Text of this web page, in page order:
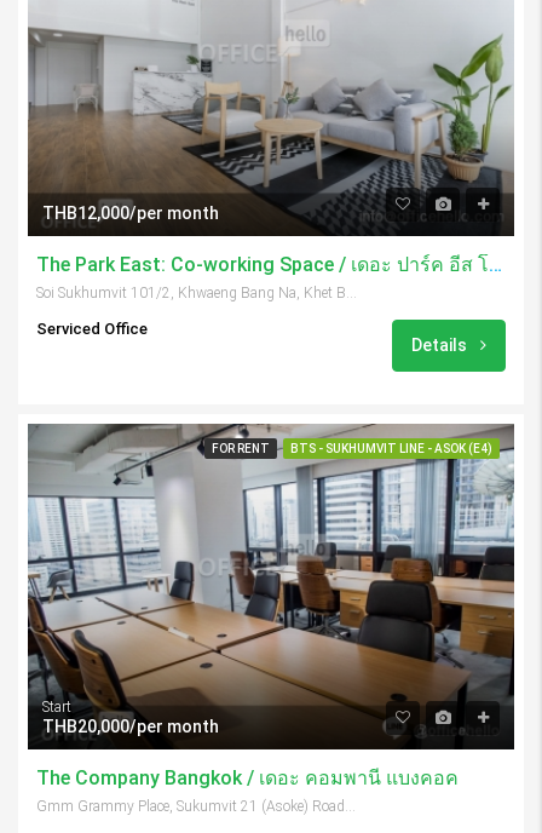
THB12,000/per month
The Park East: Co-working Space / เดอะ ปาร์ค อีส โค เวิ้กกิ้ง สเปซ
Serviced Office
Details
FOR RENT BTS - SUKHUMVIT LINE - ASOK (E4)
Start
THB20,000/per month
The Company Bangkok / เดอะ คอมพานี แบงคอค
Gmm Grammy Place, Sukumvit 21 (Asoke) Road, Khlong Toei Nuea, Khet Watthana, Bangkok, 10110, Thailand